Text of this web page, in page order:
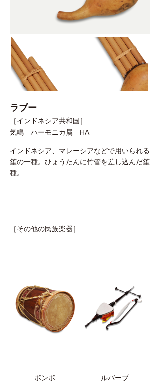
ラブー
［インドネシア共和国］
気鳴 ハーモニカ属 HA
インドネシア、マレーシアなどで用いられる
笙の一種。ひょうたんに竹管を差し込んだ笙
種。
［その他の民族楽器］
ボンボ ルバーブ